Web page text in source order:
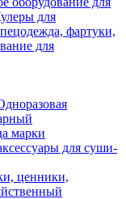
для
фартуки,
для
марки
для суши-
ценники,